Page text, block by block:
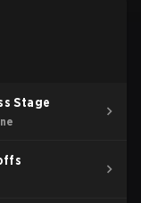
Stage